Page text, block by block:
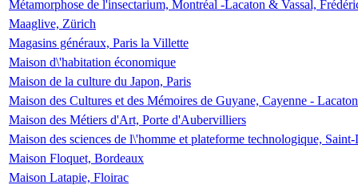
Métamorphose de l'insectarium, Montréal -Lacaton & Vassal,
Maaglive, Zürich
Magasins généraux, Paris la Villette
Maison d\'habitation économique
Maison de la culture du Japon, Paris
Maison des Cultures et des Mémoires de Guyane, Cayenne -
Maison des Métiers d'Art, Porte d'Aubervilliers
Maison des sciences de l\'homme et plateforme technologique,
Maison Floquet, Bordeaux
Maison Latapie, Floirac